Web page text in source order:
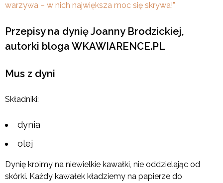
warzywa – w nich największa moc się skrywa!”
Przepisy na dynię Joanny Brodzickiej,
autorki bloga WKAWIARENCE.PL
Mus z dyni
Składniki:
dynia
olej
Dynię kroimy na niewielkie kawałki, nie oddzielając od
skórki. Każdy kawałek kładziemy na papierze do